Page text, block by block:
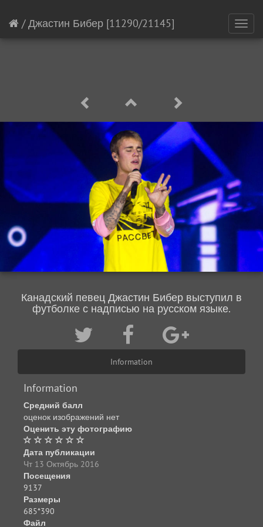
/Джастин Бибер [11290/21145]
Канадский певец Джастин Бибер выступил в
футболке с надписью на русском языке.
Information
Information
Средний балл
оценок изображений нет
Оценить эту фотографию
Дата публикации
Чт 13 Октябрь 2016
Посещения
9137
Размеры
685*390
Файл